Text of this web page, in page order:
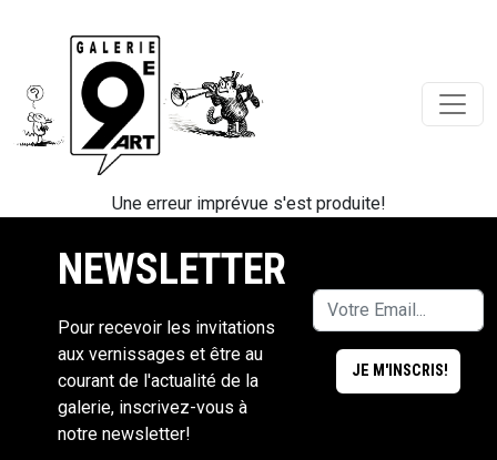
Une erreur imprévue s'est produite!
NEWSLETTER
Pour recevoir les invitations
aux vernissages et être au
courant de l'actualité de la
galerie, inscrivez-vous à
notre newsletter!